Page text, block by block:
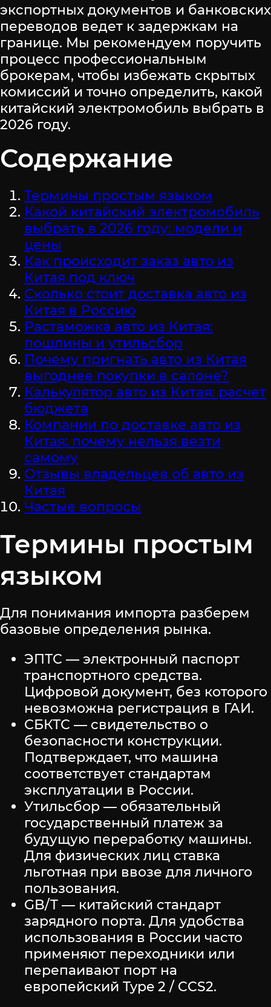
экспортных документов и банковских
переводов ведет к задержкам на
границе. Мы рекомендуем поручить
процесс профессиональным
брокерам, чтобы избежать скрытых
комиссий и точно определить, какой
китайский электромобиль выбрать в
2026 году.
Содержание
Термины простым языком
Какой китайский электромобиль
выбрать в 2026 году: модели и
цены
Как происходит заказ авто из
Китая под ключ
Сколько стоит доставка авто из
Китая в Россию
Растаможка авто из Китая:
пошлины и утильсбор
Почему пригнать авто из Китая
выгоднее покупки в салоне?
Калькулятор авто из Китая: расчет
бюджета
Компании по доставке авто из
Китая: почему нельзя везти
самому
Отзывы владельцев об авто из
Китая
Частые вопросы
Термины простым
языком
Для понимания импорта разберем
базовые определения рынка.
ЭПТС — электронный паспорт
транспортного средства.
Цифровой документ, без которого
невозможна регистрация в ГАИ.
СБКТС — свидетельство о
безопасности конструкции.
Подтверждает, что машина
соответствует стандартам
эксплуатации в России.
Утильсбор — обязательный
государственный платеж за
будущую переработку машины.
Для физических лиц ставка
льготная при ввозе для личного
пользования.
GB/T — китайский стандарт
зарядного порта. Для удобства
использования в России часто
применяют переходники или
перепаивают порт на
европейский Type 2 / CCS2.